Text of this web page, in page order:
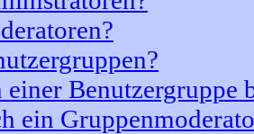
Benutzergruppe
ein